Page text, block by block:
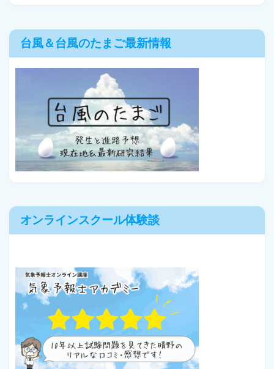
台風＆台風のたまご最新情報
オンラインスクール体験談